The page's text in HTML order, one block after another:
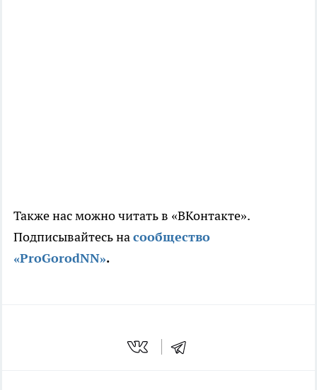
Также нас можно читать в «ВКонтакте».
Подписывайтесь насообщество
«ProGorodNN».